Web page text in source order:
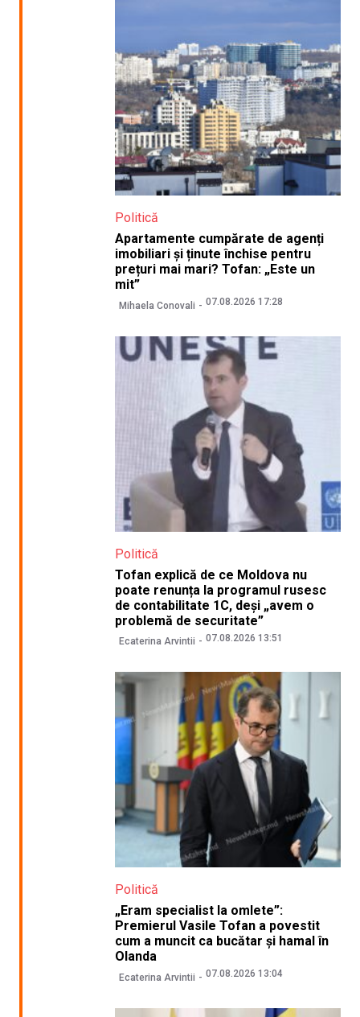
Politică
Apartamente cumpărate de agenți
imobiliari și ținute închise pentru
prețuri mai mari? Tofan: „Este un
mit”
Mihaela Conovali 07.08.2026 17:28
Politică
Tofan explică de ce Moldova nu
poate renunța la programul rusesc
de contabilitate 1C, deși „avem o
problemă de securitate”
Ecaterina Arvintii 07.08.2026 13:51
Politică
„Eram specialist la omlete”:
Premierul Vasile Tofan a povestit
cum a muncit ca bucătar și hamal în
Olanda
Ecaterina Arvintii 07.08.2026 13:04